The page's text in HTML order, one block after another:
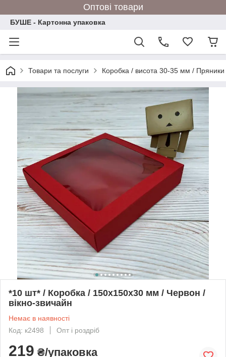
Оптові товари
БУШЕ - Картонна упаковка
Товари та послуги Коробка / висота 30-35 мм /
*10 шт* / Коробка / 150х150х30 мм / Червон /
вікно-звичайн
Немає в наявності
Код: к2498
Опт і роздріб
219 ₴/упаковка